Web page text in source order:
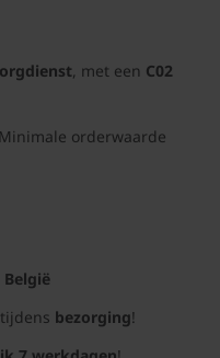
, met een C02
orderwaarde
België
bezorging!